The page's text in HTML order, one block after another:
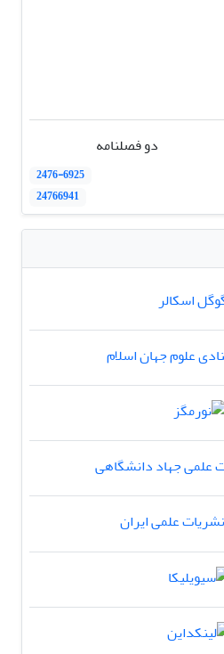
دو فصلنامه
2476-6925
24766941